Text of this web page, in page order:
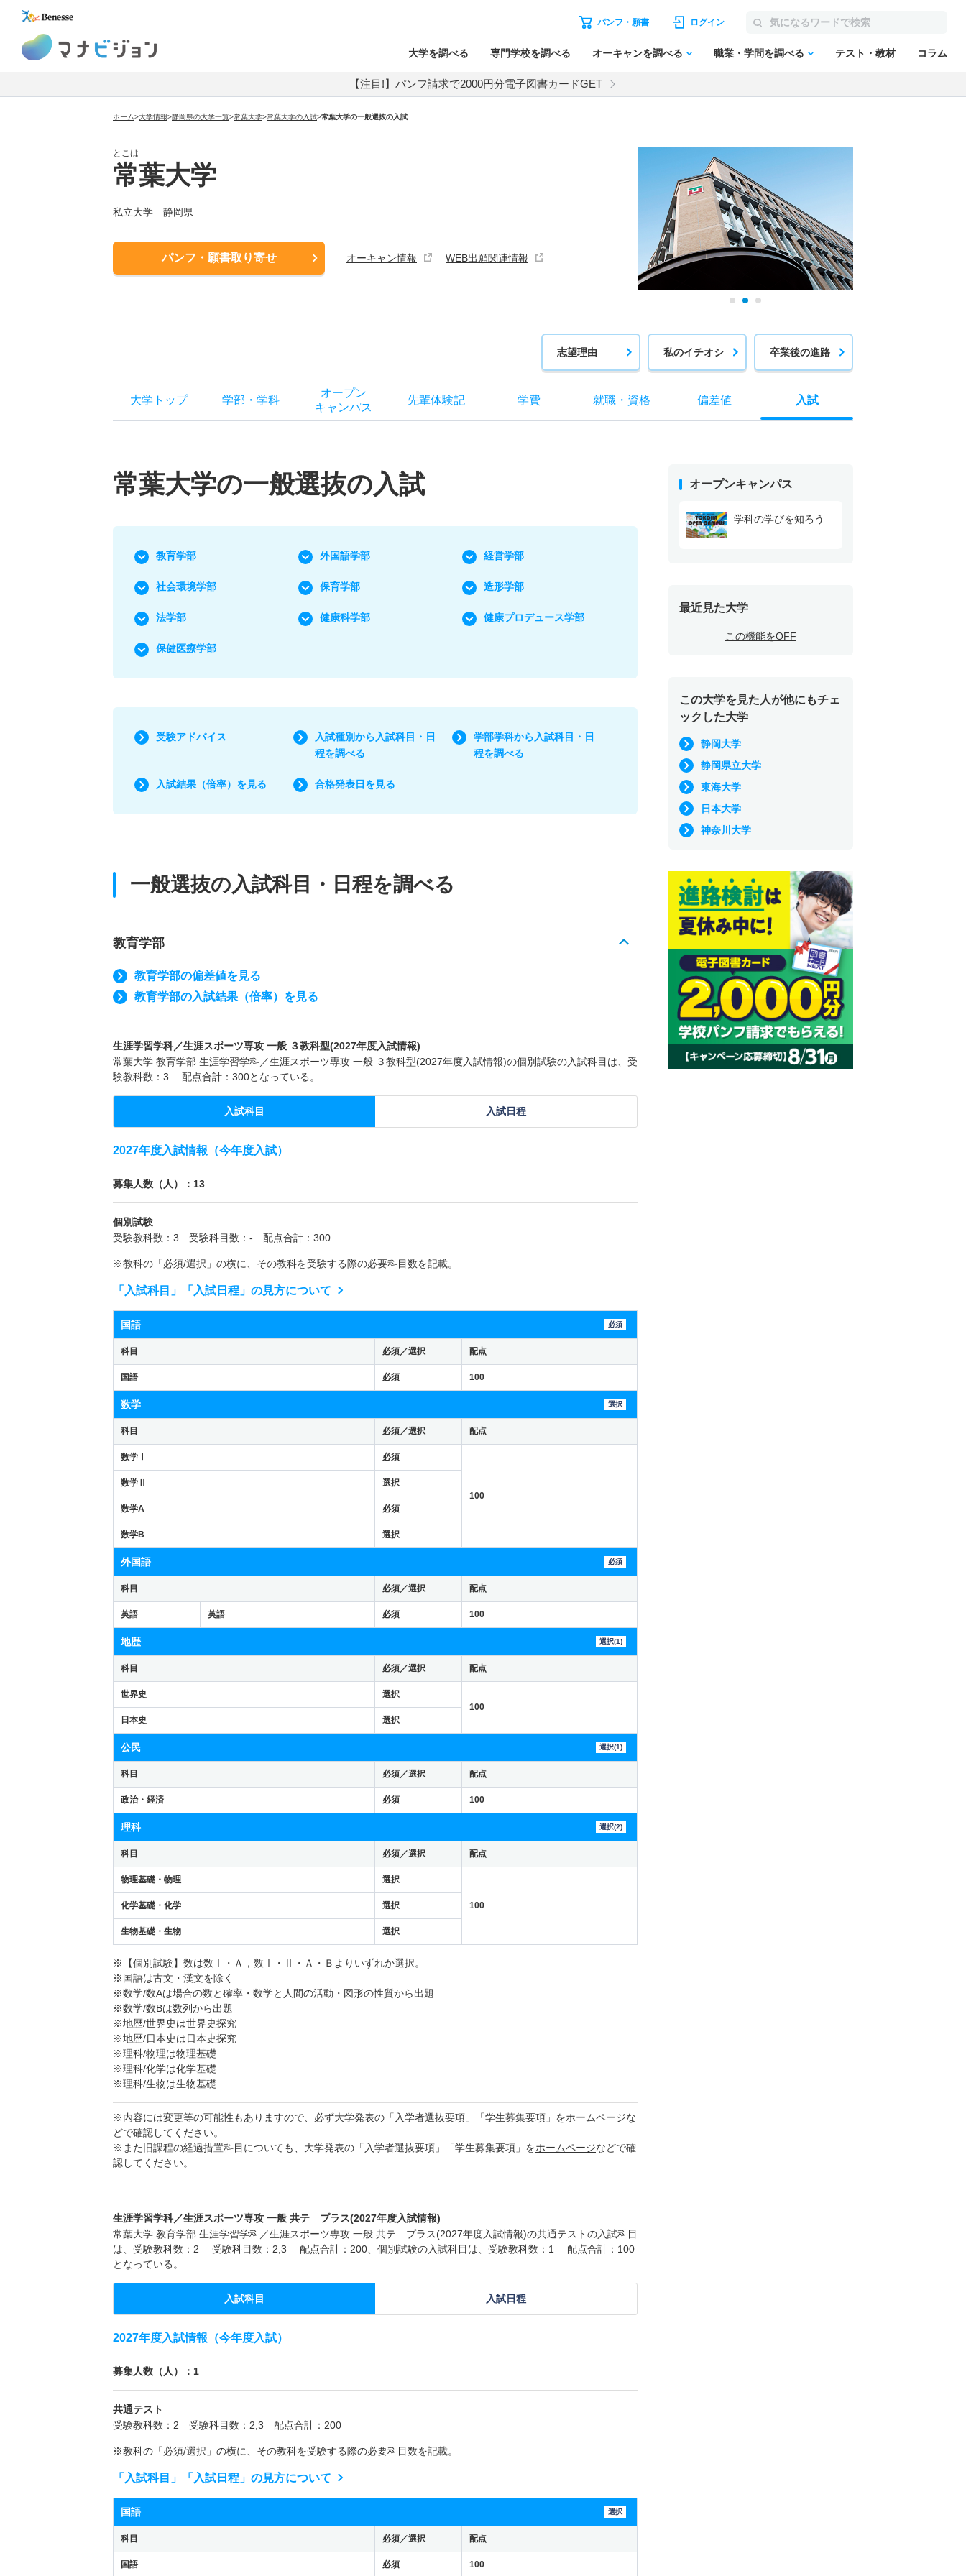
パンフ・願書 ログイン
大学を調べる 専門学校を調べる オーキャンを調べる 職業・学問を調べる テスト・教材 コラム
【注目!】パンフ請求で2000円分電子図書カードGET
ホーム>大学情報>静岡県の大学一覧>常葉大学>常葉大学の入試>常葉大学の一般選抜の入試
とこは
常葉大学
私立大学 静岡県
パンフ・願書取り寄せ オーキャン情報 WEB出願関連情報
志望理由 私のイチオシ 卒業後の進路
大学トップ 学部 ・ 学科
オープン
キャンパス
先輩体験記 学費 就職・ 資格 偏差値 入試
常葉大学の一般選抜の入試
教育学部 外国語学部 経営学部
社会環境学部 保育学部 造形学部
法学部 健康科学部 健康プロデュース学部
保健医療学部
受験アドバイス
入試種別から入試科目・日
程を調べる
学部学科から入試科目・日
程を調べる
入試結果（倍率）を見る 合格発表日を見る
一般選抜の入試科目・日程を調べる
教育学部
教育学部の偏差値を見る
教育学部の入試結果（倍率）を見る
生涯学習学科／生涯スポーツ専攻 一般 ３教科型(2027年度入試情報)
常葉大学 教育学部 生涯学習学科／生涯スポーツ専攻 一般 ３教科型(2027年度入試情報)の個別試験の入試科目は、受
験教科数：3 配点合計：300となっている。
入試科目 入試日程
2027年度入試情報（今年度入試）
募集人数（人）：13
個別試験
受験教科数：3 受験科目数：- 配点合計：300
※教科の「必須/選択」の横に、その教科を受験する際の必要科目数を記載。
「入試科目」「入試日程」の見方について
国語 必須
科目 必須／選択 配点
国語 必須 100
数学 選択
科目 必須／選択 配点
数学Ⅰ 必須
100
数学Ⅱ 選択
数学A 必須
数学B 選択
外国語 必須
科目 必須／選択 配点
英語 英語 必須 100
地歴 選択(1)
科目 必須／選択 配点
世界史
選択
100
日本史
選択
公民 選択(1)
科目 必須／選択 配点
政治・経済 必須 100
理科 選択(2)
科目 必須／選択 配点
物理基礎・物理 選択
100
化学基礎・化学 選択
生物基礎・生物 選択
※【個別試験】数は数Ⅰ・Ａ，数Ⅰ・Ⅱ・Ａ・Ｂよりいずれか選択。
※国語は古文・漢文を除く
※数学/数Aは場合の数と確率・数学と人間の活動・図形の性質から出題
※数学/数Bは数列から出題
※地歴/世界史は世界史探究
※地歴/日本史は日本史探究
※理科/物理は物理基礎
※理科/化学は化学基礎
※理科/生物は生物基礎
※内容には変更等の可能性もありますので、必ず大学発表の「入学者選抜要項」「学生募集要項」をホームページな
どで確認してください。
※また旧課程の経過措置科目についても、大学発表の「入学者選抜要項」「学生募集要項」をホームページなどで確
認してください。
生涯学習学科／生涯スポーツ専攻 一般 共テ プラス(2027年度入試情報)
常葉大学 教育学部 生涯学習学科／生涯スポーツ専攻 一般 共テ プラス(2027年度入試情報)の共通テストの入試科目
は、受験教科数：2 受験科目数：2,3 配点合計：200、個別試験の入試科目は、受験教科数：1 配点合計：100
となっている。
入試科目 入試日程
2027年度入試情報（今年度入試）
募集人数（人）：1
共通テスト
受験教科数：2 受験科目数：2,3 配点合計：200
※教科の「必須/選択」の横に、その教科を受験する際の必要科目数を記載。
「入試科目」「入試日程」の見方について
国語 選択
科目 必須／選択 配点
国語 必須 100
オープンキャンパス
学科の学びを知ろう
最近見た大学
この機能をOFF
この大学を見た人が他にもチェ
ックした大学
静岡大学
静岡県立大学
東海大学
日本大学
神奈川大学